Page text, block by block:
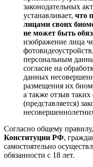
законодательных
устанавливает, что
лицами своих
не может быть
изображение лица
персональным
согласие на
данных
размещения их
а также отзыв таких
(представляется)
Согласно общему
Конституции РФ,
самостоятельно
обязанности с 18 лет.